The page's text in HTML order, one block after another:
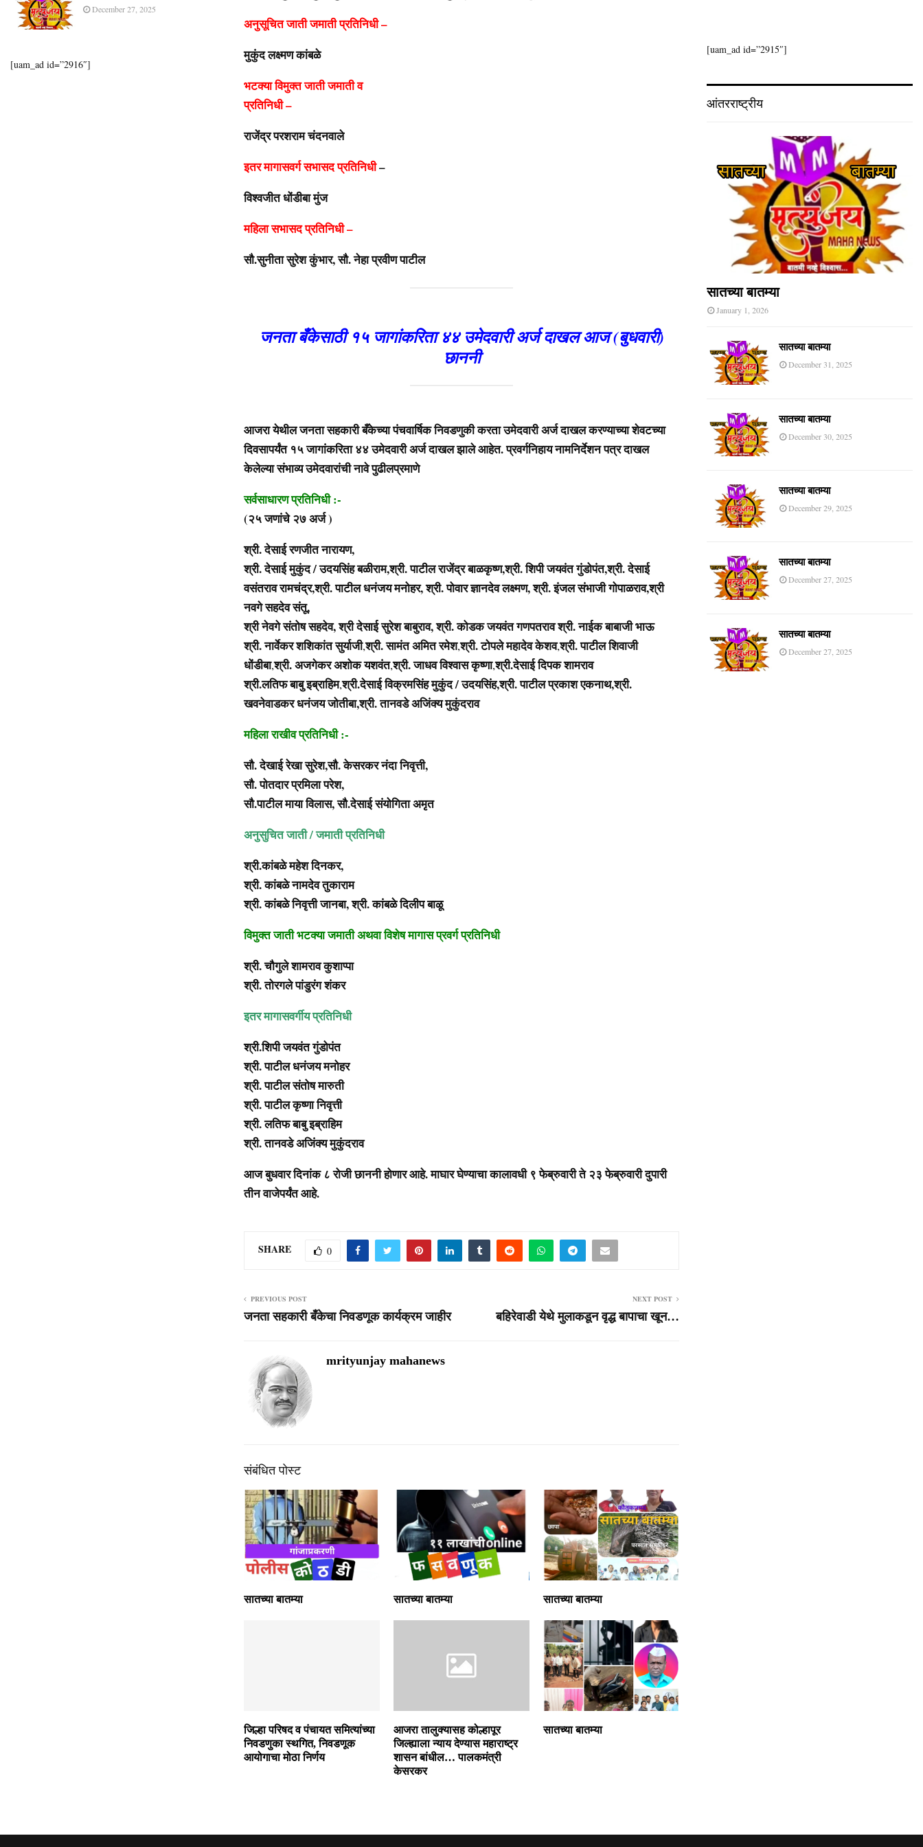
अनुसूचित जाती जमाती प्रतिनिधी –
मुकुंद लक्ष्मण कांबळे
भटक्या विमुक्त जाती जमाती व
प्रतिनिधी –
राजेंद्र परशराम चंदनवाले
इतर मागासवर्ग सभासद प्रतिनिधी–
विश्वजीत धोंडीबा मुंज
महिला सभासद प्रतिनिधी –
सौ.सुनीता सुरेश कुंभार, सौ. नेहा प्रवीण पाटील
जनता बँकेसाठी १५ जागांकरिता ४४ उमेदवारी अर्ज दाखल आज (बुधवारी)
छाननी
आजरा येथील जनता सहकारी बँकेच्या पंचवार्षिक निवडणुकी करता उमेदवारी अर्ज दाखल करण्याच्या शेवटच्या
दिवसापर्यंत १५ जागांकरिता ४४ उमेदवारी अर्ज दाखल झाले आहेत. प्रवर्गनिहाय नामनिर्देशन पत्र दाखल
केलेल्या संभाव्य उमेदवारांची नावे पुढीलप्रमाणे
सर्वसाधारण प्रतिनिधी :-
(२५ जणांचे २७ अर्ज )
श्री. देसाई रणजीत नारायण,
श्री. देसाई मुकुंद / उदयसिंह बळीराम,श्री. पाटील राजेंद्र बाळकृष्ण,श्री. शिपी जयवंत गुंडोपंत,श्री. देसाई
वसंतराव रामचंद्र,श्री. पाटील धनंजय मनोहर, श्री. पोवार ज्ञानदेव लक्ष्मण, श्री. इंजल संभाजी गोपाळराव,श्री
नवगे सहदेव संतू,
श्री नेवगे संतोष सहदेव,श्री देसाई सुरेश बाबुराव, श्री. कोडक जयवंत गणपतरावश्री. नाईक बाबाजी भाऊ
श्री. नार्वेकर शशिकांत सुर्याजी,श्री. सामंत अमित रमेश,श्री. टोपले महादेव केशव,श्री. पाटील शिवाजी
धोंडीबा,श्री. अजगेकर अशोक यशवंत,श्री. जाधव विश्वास कृष्णा,श्री.देसाई दिपक शामराव
श्री.लतिफ बाबु इब्राहिम,श्री.देसाई विक्रमसिंह मुकुंद / उदयसिंह,श्री. पाटील प्रकाश एकनाथ,श्री.
खवनेवाडकर धनंजय जोतीबा,श्री. तानवडे अजिंक्य मुकुंदराव
महिला राखीव प्रतिनिधी :-
सौ. देखाई रेखा सुरेश,सौ. केसरकर नंदा निवृत्ती,
सौ. पोतदार प्रमिला परेश,
सौ.पाटील माया विलास, सौ.देसाई संयोगिता अमृत
अनुसुचित जाती / जमाती प्रतिनिधी
श्री.कांबळे महेश दिनकर,
श्री. कांबळे नामदेव तुकाराम
श्री. कांबळे निवृत्ती जानबा, श्री. कांबळे दिलीप बाळू
विमुक्त जाती भटक्या जमाती अथवा विशेष मागास प्रवर्ग प्रतिनिधी
श्री. चौगुले शामराव कुशाप्पा
श्री. तोरगले पांडुरंग शंकर
इतर मागासवर्गीय प्रतिनिधी
श्री.शिपी जयवंत गुंडोपंत
श्री. पाटील धनंजय मनोहर
श्री. पाटील संतोष मारुती
श्री. पाटील कृष्णा निवृत्ती
श्री. लतिफ बाबु इब्राहिम
श्री. तानवडे अजिंक्य मुकुंदराव
आज बुधवार दिनांक ८ रोजी छाननी होणार आहे. माघार घेण्याचा कालावधी ९ फेब्रुवारी ते २३ फेब्रुवारी दुपारी
तीन वाजेपर्यंत आहे.
SHARE 0
PREVIOUS POST
जनता सहकारी बँकेचा निवडणूक कार्यक्रम जाहीर
NEXT POST
बहिरेवाडी येथे मुलाकडून वृद्ध बापाचा खून…
mrityunjay mahanews
संबंधित पोस्ट
सातच्या बातम्या सातच्या बातम्या सातच्या बातम्या
जिल्हा परिषद व पंचायत समित्यांच्या
निवडणुका स्थगित, निवडणूक
आयोगाचा मोठा निर्णय
आजरा तालुक्यासह कोल्हापूर
जिल्ह्याला न्याय देण्यास महाराष्ट्र
शासन बांधील… पालकमंत्री
केसरकर
सातच्या बातम्या
December 27, 2025
[uam_ad id=”2916″]
[uam_ad id=”2915″]
आंतरराष्ट्रीय
सातच्या बातम्या
January 1, 2026
सातच्या बातम्या
December 31, 2025
सातच्या बातम्या
December 30, 2025
सातच्या बातम्या
December 29, 2025
सातच्या बातम्या
December 27, 2025
सातच्या बातम्या
December 27, 2025